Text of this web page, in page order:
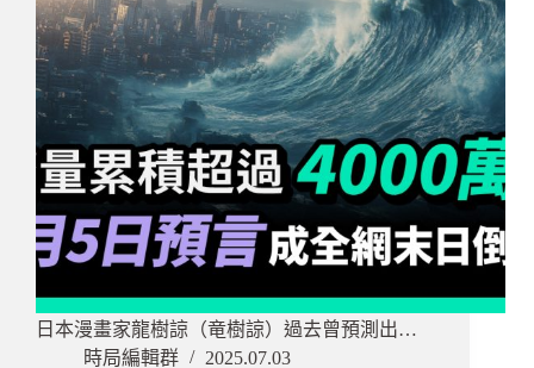
日本漫畫家龍樹諒（竜樹諒）過去曾預測出…
時局編輯群
2025.07.03